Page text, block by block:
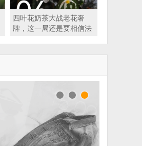
四叶花奶茶大战老花奢
牌，这一局还是要相信法